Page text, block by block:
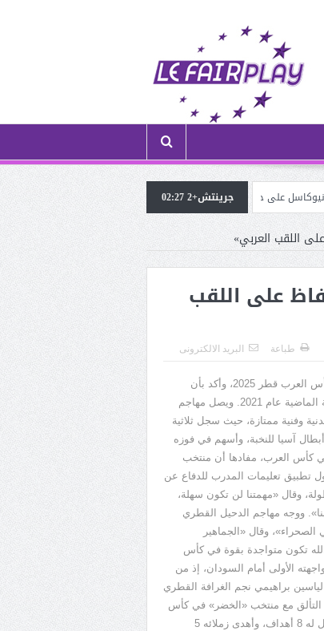
الموهوب شريڤي هيثم (لاعب ترجي الڤرانين) في ضيافة
جرينتش+2 02:27
اللقب العربي»
على اللقب
طباعة البريد الالكترونى
العرب قطر
، وأكد بأن
الماضية عام
ويصل مهاجم
وفنية ممتازة، حيث سجل ثلاثية
آسيا للنخبة، وأسهم في فوزه
كأس العرب، مفادها أن منتخب
تطبيق تعليمات المدرب للدفاع عن
وقال «مهمتنا لن تكون سهلة،
». ووجه مهاجم الدحيل القطري
الصحراء»، وقال «الجماهير
تكون متواجدة بقوة في كأس
الأولى أمام السودان، إذ من
براهيمي نجم الغرافة القطري
مع منتخب «الخضر » في كأس
له أهداف، وأهدى زملائه
parking sous sol de 3 étages...